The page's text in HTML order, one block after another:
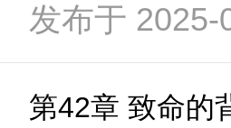
发布于 2025-
第42章 致命的